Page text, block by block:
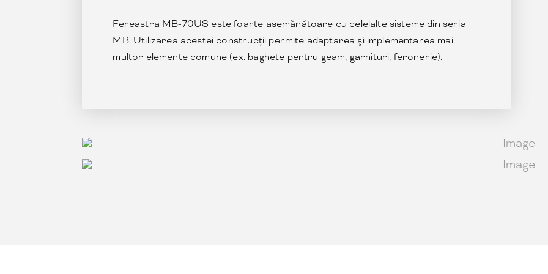
Fereastra MB-70US este foarte asemănătoare cu celelalte sisteme din seria
MB. Utilizarea acestei construcţii permite adaptarea şi implementarea mai
multor elemente comune (ex. baghete pentru geam, garnituri, feronerie).